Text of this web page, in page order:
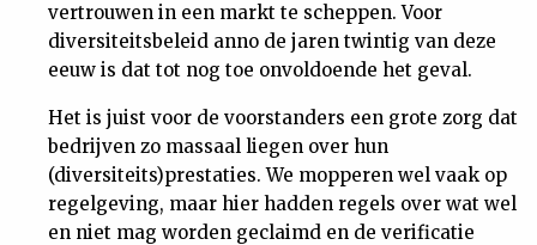
vertrouwen in een markt te scheppen. Voor
diversiteitsbeleid anno de jaren twintig van deze
eeuw is dat tot nog toe onvoldoende het geval.
Het is juist voor de voorstanders een grote zorg dat
bedrijven zo massaal liegen over hun
(diversiteits)prestaties. We mopperen wel vaak op
regelgeving, maar hier hadden regels over wat wel
en niet mag worden geclaimd en de verificatie